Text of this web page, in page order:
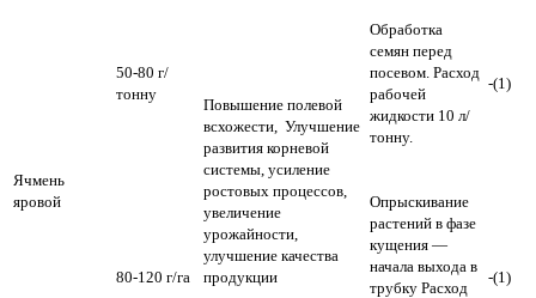
Ячмень
яровой
50-80 г/
тонну
Повышение полевой
всхожести, Улучшение
развития корневой
системы, усиление
ростовых процессов,
увеличение
урожайности,
улучшение качества
продукции
Обработка
семян перед
посевом. Расход
рабочей
жидкости 10 л/
тонну.
-(1)
80-120 г/га
Опрыскивание
растений в фазе
кущения —
начала выхода в
трубку Расход
-(1)